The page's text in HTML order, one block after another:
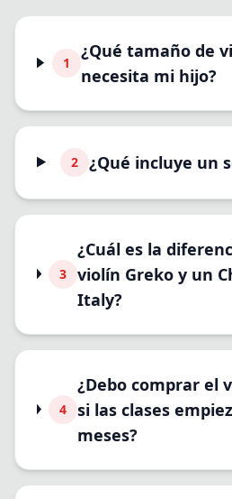
1
¿Qué tamaño de
necesita mi hijo?
2 ¿Qué incluye un
3
¿Cuál es la
violín Greko y un
Italy?
4
¿Debo comprar el
si las clases
meses?